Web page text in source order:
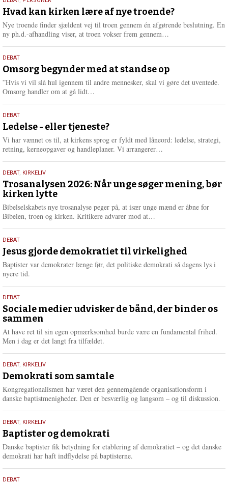
e
r
e
juli
2026
Hvad kan kirken lære af nye troende?
Nye troende finder sjældent vej til troen gennem én afgørende beslutning. En
ny ph.d.-afhandling viser, at troen vokser frem gennem…
e
r
e
9.
juli
2026
DEBAT
Omsorg begynder med at standse op
”Hvis vi vil slå hul igennem til andre mennesker, skal vi gøre det uventede.
Omsorg handler om at gå lidt…
e
r
e
10.
juni
2026
DEBAT
Ledelse - eller tjeneste?
Vi har vænnet os til, at kirkens sprog er fyldt med låneord: ledelse, strategi,
retning, kerneopgaver og handleplaner. Vi arrangerer…
e
2.
juni
2026
DEBAT, KIRKELIV
Trosanalysen 2026: Når unge søger mening, bør
kirken lytte
Bibelselskabets nye trosanalyse peger på, at især unge mænd er åbne for
Bibelen, troen og kirken. Kritikere advarer mod at…
e
r
18.
maj
2026
DEBAT
Jesus gjorde demokratiet til virkelighed
Baptister var demokrater længe før, det politiske demokrati så dagens lys i
nyere tid.
18.
maj
2026
DEBAT
Sociale medier udvisker de bånd, der binder os
sammen
At have ret til sin egen opmærksomhed burde være en fundamental frihed.
Men i dag er det langt fra tilfældet.
18.
maj
2026
DEBAT, KIRKELIV
Demokrati som samtale
Kongregationalismen har været den gennemgående organisationsform i
danske baptistmenigheder. Den er besværlig og langsom – og til diskussion.
18.
maj
2026
DEBAT, KIRKELIV
Baptister og demokrati
Danske baptister fik betydning for etablering af demokratiet – og det danske
demokrati har haft indflydelse på baptisterne.
18.
DEBAT